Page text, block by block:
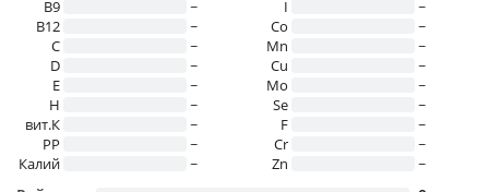
B9
~
B12
~
C
~
D
~
E
~
H
~
вит.К
~
PP
~
Калий
~
I
~
Co
~
Mn
~
Cu
~
Mo
~
Se
~
F
~
Cr
~
Zn
~